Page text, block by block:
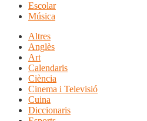
Escolar
Música
Altres
Anglès
Art
Calendaris
Ciència
Cinema i Televisió
Cuina
Diccionaris